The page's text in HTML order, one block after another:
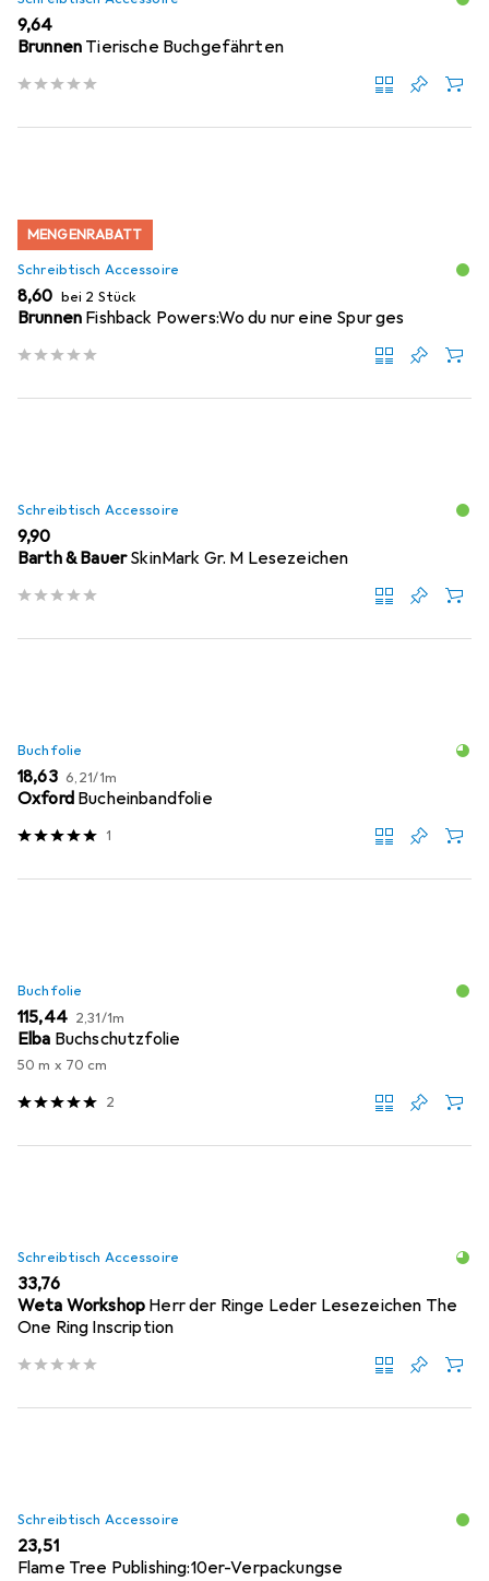
EUR
9,64
Brunnen Tierische Buchgefährten
MENGENRABATT
Schreibtisch Accessoire
EUR
8,60 bei 2 Stück
Brunnen Fishback Powers:Wo du nur eine Spur ges
Schreibtisch Accessoire
EUR
9,90
Barth & BauerSkinMark Gr. M Lesezeichen
Buchfolie
EUR
18,63 EUR
6,21/1m
Oxford Bucheinbandfolie
1
Buchfolie
EUR
115,44 EUR
2,31/1m
Elba Buchschutzfolie
50 m x 70 cm
2
Schreibtisch Accessoire
EUR
33,76
Weta Workshop Herr der Ringe Leder Lesezeichen The
One Ring Inscription
Schreibtisch Accessoire
EUR
23,51
Flame Tree Publishing:10er-Verpackungse